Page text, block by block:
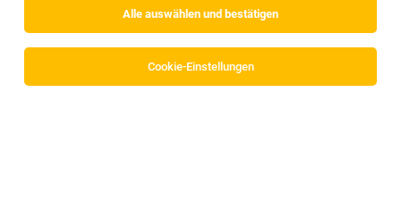
Alle auswählen und bestätigen
Cookie-Einstellungen